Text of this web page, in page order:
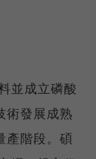
並成立磷酸
術發展成熟
產階段。碩